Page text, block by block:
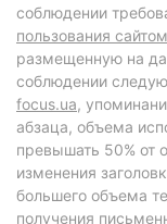
соблюдении
пользования
размещенную на
соблюдении
focus.ua,
абзаца, объема
превышать 50% от
изменения
большего объема
получения